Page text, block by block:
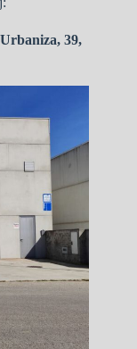
39,